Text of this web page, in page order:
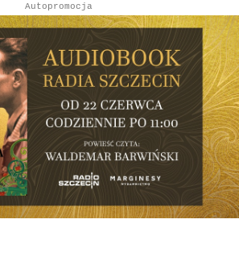
Reklama
Autopromocja